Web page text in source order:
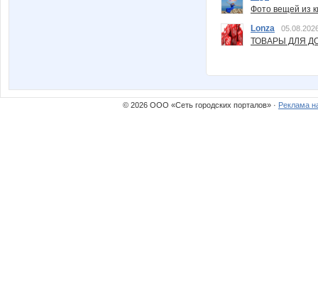
Фото вещей из
Lonza
ТОВАРЫ ДЛЯ
© 2026 ООО «Сеть городских порталов» · Реклама